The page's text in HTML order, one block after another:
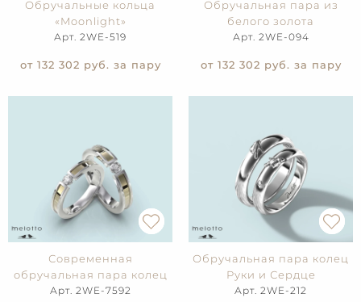
Обручальные кольца
«Moonlight»
Арт. 2WE-519
от 132 302 руб. за пару
Обручальная пара из
белого золота
Арт. 2WE-094
от 132 302 руб. за пару
Современная
обручальная пара колец
Арт. 2WE-7592
Обручальная пара колец
Руки и Сердце
Арт. 2WE-212